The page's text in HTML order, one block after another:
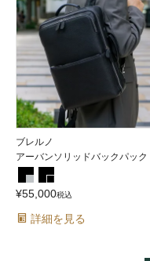
ブレルノ
アーバンソリッドバックパック
¥55,000税込
詳細を見る